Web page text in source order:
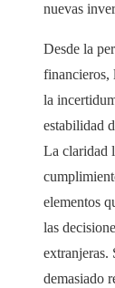
nuevas
Desde la
financieros,
la
estabilidad
La claridad
elementos
las
extranjeras.
demasiado